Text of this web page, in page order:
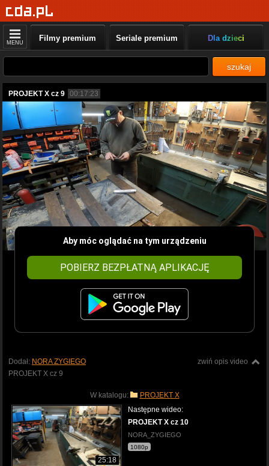
MENU Filmy premium Seriale premium Dla dzieci
szukaj
PROJEKT X cz 9 00:17:23
Aby móc oglądać na tym urządzeniu
POBIERZ BEZPŁATNĄ APLIKACJĘ
zwiń opis video
Dodał: NORA ZYGIEGO
PROJEKT X cz 9
W katalogu: PROJEKT X
25:18
Następne wideo:
PROJEKT X cz 10
NORA_ZYGIEGO
1080p